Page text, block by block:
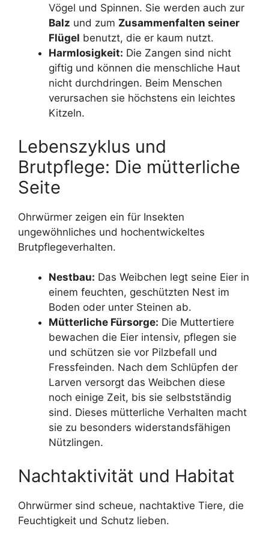
Vögel und Spinnen. Sie werden auch zur
Balz und zum Zusammenfalten seiner
Flügel benutzt, die er kaum nutzt.
Harmlosigkeit: Die Zangen sind nicht
giftig und können die menschliche Haut
nicht durchdringen. Beim Menschen
verursachen sie höchstens ein leichtes
Kitzeln.
Lebenszyklus und
Brutpflege: Die mütterliche
Seite
Ohrwürmer zeigen ein für Insekten
ungewöhnliches und hochentwickeltes
Brutpflegeverhalten.
Nestbau: Das Weibchen legt seine Eier in
einem feuchten, geschützten Nest im
Boden oder unter Steinen ab.
Mütterliche Fürsorge: Die Muttertiere
bewachen die Eier intensiv, pflegen sie
und schützen sie vor Pilzbefall und
Fressfeinden. Nach dem Schlüpfen der
Larven versorgt das Weibchen diese
noch einige Zeit, bis sie selbstständig
sind. Dieses mütterliche Verhalten macht
sie zu besonders widerstandsfähigen
Nützlingen.
Nachtaktivität und Habitat
Ohrwürmer sind scheue, nachtaktive Tiere, die
Feuchtigkeit und Schutz lieben.